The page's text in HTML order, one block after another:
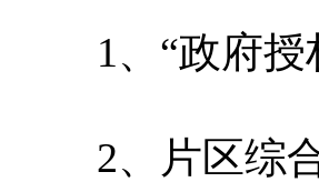
1、“政府授
2、片区综合